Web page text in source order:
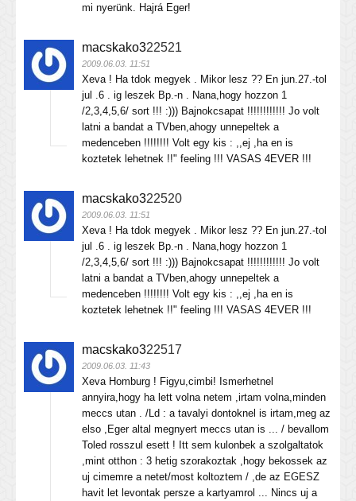
mi nyerünk. Hajrá Eger!
macskako322521
2009.06.03. 11:51
Xeva ! Ha tdok megyek . Mikor lesz ?? En jun.27.-tol
jul .6 . ig leszek Bp.-n . Nana,hogy hozzon 1
/2,3,4,5,6/ sort !!! :))) Bajnokcsapat !!!!!!!!!!!! Jo volt
latni a bandat a TVben,ahogy unnepeltek a
medenceben !!!!!!!! Volt egy kis : ,,ej ,ha en is
koztetek lehetnek !!" feeling !!! VASAS 4EVER !!!
macskako322520
2009.06.03. 11:51
Xeva ! Ha tdok megyek . Mikor lesz ?? En jun.27.-tol
jul .6 . ig leszek Bp.-n . Nana,hogy hozzon 1
/2,3,4,5,6/ sort !!! :))) Bajnokcsapat !!!!!!!!!!!! Jo volt
latni a bandat a TVben,ahogy unnepeltek a
medenceben !!!!!!!! Volt egy kis : ,,ej ,ha en is
koztetek lehetnek !!" feeling !!! VASAS 4EVER !!!
macskako322517
2009.06.03. 11:43
Xeva Homburg ! Figyu,cimbi! Ismerhetnel
annyira,hogy ha lett volna netem ,irtam volna,minden
meccs utan . /Ld : a tavalyi dontoknel is irtam,meg az
elso ,Eger altal megnyert meccs utan is ... / bevallom
Toled rosszul esett ! Itt sem kulonbek a szolgaltatok
,mint otthon : 3 hetig szorakoztak ,hogy bekossek az
uj cimemre a netet/most koltoztem / ,de az EGESZ
havit let levontak persze a kartyamrol ... Nincs uj a